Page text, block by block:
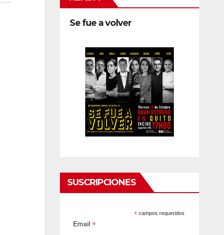
Se fue a volver
SUSCRIPCIONES
* campos requeridos
Email *